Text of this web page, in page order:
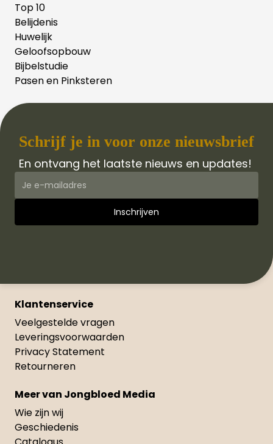
Top 10
Belijdenis
Huwelijk
Geloofsopbouw
Bijbelstudie
Pasen en Pinksteren
Schrijf je in voor onze nieuwsbrief
En ontvang het laatste nieuws en updates!
Klantenservice
Veelgestelde vragen
Leveringsvoorwaarden
Privacy Statement
Retourneren
Meer van Jongbloed Media
Wie zijn wij
Geschiedenis